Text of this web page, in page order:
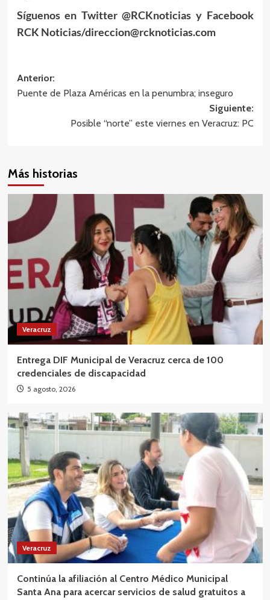
Síguenos en Twitter @RCKnoticias y Facebook
RCK Noticias/direccion@rcknoticias.com
Navegación
de
entradas
Anterior:
Puente de Plaza Américas en la penumbra; inseguro
Siguiente:
Posible “norte” este viernes en Veracruz: PC
Más historias
Veracruz
Entrega DIF Municipal de Veracruz cerca de 100
credenciales de discapacidad
5 agosto, 2026
Veracruz
Continúa la afiliación al Centro Médico Municipal
Santa Ana para acercar servicios de salud gratuitos a